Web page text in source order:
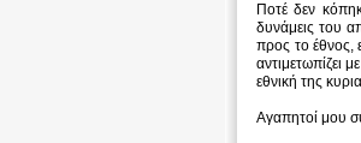
Ποτέ δεν
δυνάμεις του
προς το έθνος,
αντιμετωπίζει
εθνική της
Αγαπητοί μου